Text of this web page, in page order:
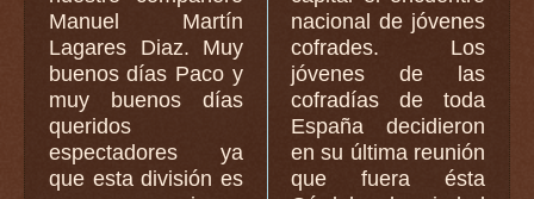
Manuel Martín
Lagares Diaz. Muy
buenos días Paco y
muy buenos días
queridos
espectadores ya
que esta división es
nacional de jóvenes
cofrades. Los
jóvenes de las
cofradías de toda
España decidieron
en su última reunión
que fuera ésta